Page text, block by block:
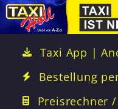
Taxi App |
Bestellung
Preisrechner